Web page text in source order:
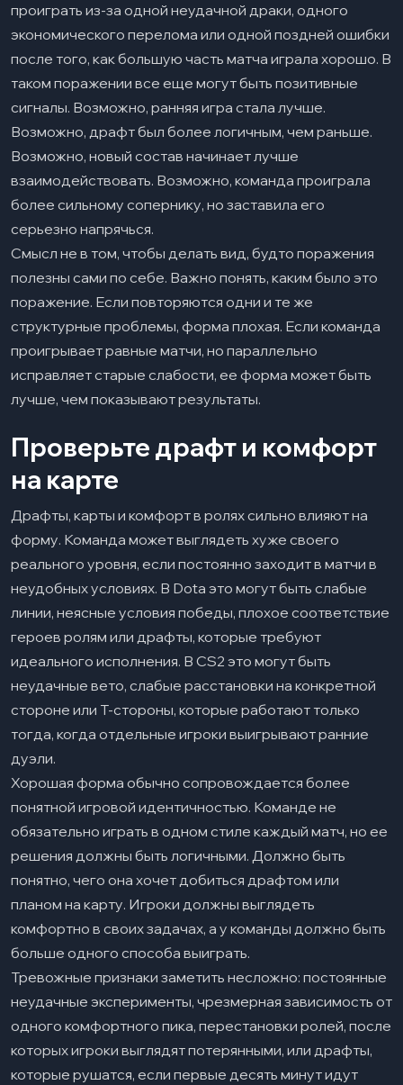
проиграть из-за одной неудачной драки, одного
экономического перелома или одной поздней ошибки
после того, как большую часть матча играла хорошо. В
таком поражении все еще могут быть позитивные
сигналы. Возможно, ранняя игра стала лучше.
Возможно, драфт был более логичным, чем раньше.
Возможно, новый состав начинает лучше
взаимодействовать. Возможно, команда проиграла
более сильному сопернику, но заставила его
серьезно напрячься.
Смысл не в том, чтобы делать вид, будто поражения
полезны сами по себе. Важно понять, каким было это
поражение. Если повторяются одни и те же
структурные проблемы, форма плохая. Если команда
проигрывает равные матчи, но параллельно
исправляет старые слабости, ее форма может быть
лучше, чем показывают результаты.
Проверьте драфт и комфорт
на карте
Драфты, карты и комфорт в ролях сильно влияют на
форму. Команда может выглядеть хуже своего
реального уровня, если постоянно заходит в матчи в
неудобных условиях. В Dota это могут быть слабые
линии, неясные условия победы, плохое соответствие
героев ролям или драфты, которые требуют
идеального исполнения. В CS2 это могут быть
неудачные вето, слабые расстановки на конкретной
стороне или T-стороны, которые работают только
тогда, когда отдельные игроки выигрывают ранние
дуэли.
Хорошая форма обычно сопровождается более
понятной игровой идентичностью. Команде не
обязательно играть в одном стиле каждый матч, но ее
решения должны быть логичными. Должно быть
понятно, чего она хочет добиться драфтом или
планом на карту. Игроки должны выглядеть
комфортно в своих задачах, а у команды должно быть
больше одного способа выиграть.
Тревожные признаки заметить несложно: постоянные
неудачные эксперименты, чрезмерная зависимость от
одного комфортного пика, перестановки ролей, после
которых игроки выглядят потерянными, или драфты,
которые рушатся, если первые десять минут идут